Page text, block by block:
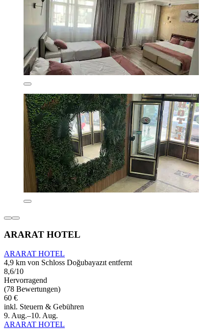
ARARAT HOTEL
ARARAT HOTEL
4,9 km von Schloss Doğubayazıt entfernt
8,6/10
Hervorragend
(78 Bewertungen)
60 €
inkl. Steuern & Gebühren
9. Aug.–10. Aug.
ARARAT HOTEL